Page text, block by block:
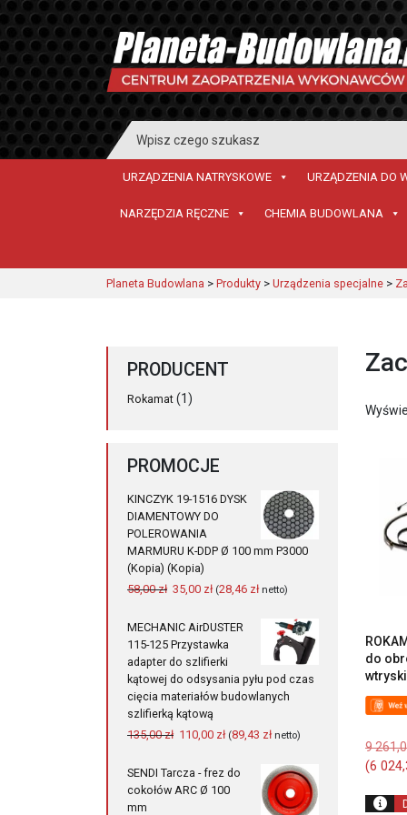
Search
for:
URZĄDZENIA NATRYSKOWE URZĄDZENIA DO
NARZĘDZIA RĘCZNE CHEMIA BUDOWLANA
Planeta Budowlana > Produkty > Urządzenia specjalne >
do
9
(6
PRODUCENT
Rokamat (1)
PROMOCJE
KINCZYK 19-1516 DYSK
DIAMENTOWY DO
POLEROWANIA
MARMURU K-DDP Ø 100 mm P3000
(Kopia) (Kopia)
58,00zł Pierwotna
wynosiła:
58,00 zł.
35,00 złAktualna
wynosi:
35,00 zł.
(28,46 złnetto)
MECHANIC AirDUSTER
115-125 Przystawka
adapter do szlifierki
kątowej do odsysania pyłu pod czas
cięcia materiałów budowlanych
szlifierką kątową
135,00zł Pierwotna
wynosiła:
135,00 zł.
110,00 złAktualna
wynosi:
110,00 zł.
(89,43 złnetto)
SENDI Tarcza - frez do
cokołów ARC Ø 100
mm